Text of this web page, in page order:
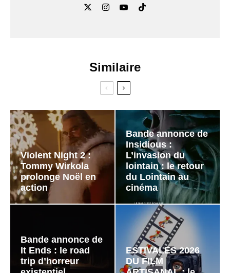
Similaire
Violent Night 2 :
Tommy Wirkola
prolonge Noël en
action
Bande annonce de
Insidious :
L’invasion du
lointain : le retour
du Lointain au
cinéma
Bande annonce de
It Ends : le road
trip d’horreur
ESTIVALES 2026
DU FILM